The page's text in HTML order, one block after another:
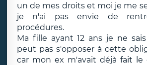
un de mes droits et moi je me
je n'ai pas envie de
procédures.
Ma fille ayant 12 ans je ne
peut pas s'opposer à cette
car mon ex m'avait déjà fait le